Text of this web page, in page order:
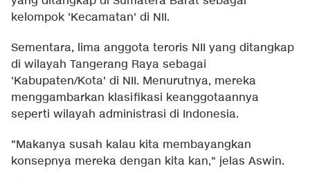
kelompok 'Kecamatan' di NII.
Sementara, lima anggota teroris NII yang ditangkap
di wilayah Tangerang Raya sebagai
'Kabupaten/Kota' di NII. Menurutnya, mereka
menggambarkan klasifikasi keanggotaannya
seperti wilayah administrasi di Indonesia.
"Makanya susah kalau kita membayangkan
konsepnya mereka dengan kita kan," jelas Aswin.